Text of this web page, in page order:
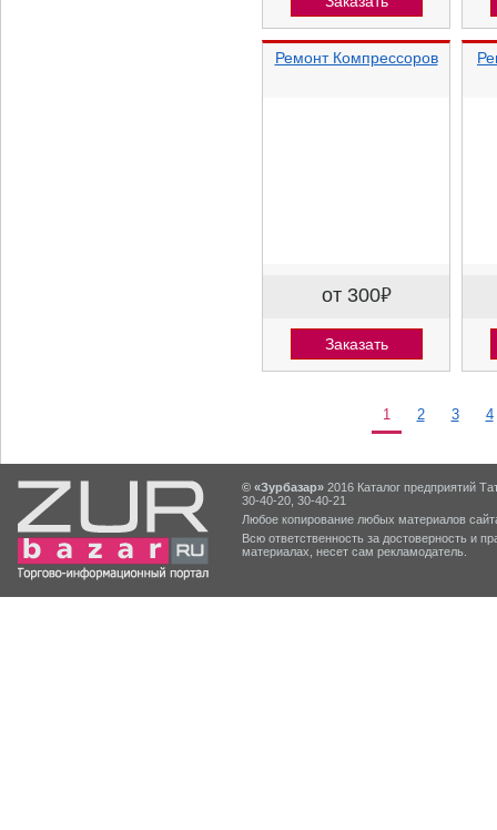
Ремонт Компрессоров
от 300⃏
Заказать
1 2 3 4
© «Зурбазар» 2016 Каталог предприятий
30-40-20, 30-40-21
Любое копирование любых материалов
Всю ответственность за достоверность и
материалах, несет сам рекламодатель.